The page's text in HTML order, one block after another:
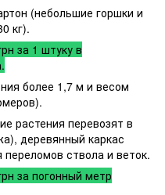
(небольшие горшки и
кг).
за 1 штуку в
более 1,7 м и весом
растения перевозят в
деревянный каркас
ствола и веток.
за погонный метр